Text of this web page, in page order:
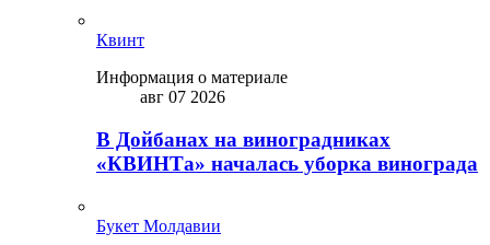
Квинт
Информация о материале
авг 07 2026
В Дойбанах на виноградниках
«КВИНТа» началась уборка винограда
Букет Молдавии